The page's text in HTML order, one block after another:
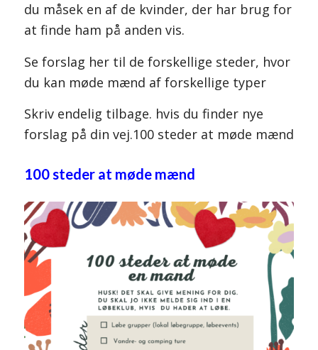
du måsek en af de kvinder, der har brug for
at finde ham på anden vis.
Se forslag her til de forskellige steder, hvor
du kan møde mænd af forskellige typer
Skriv endelig tilbage. hvis du finder nye
forslag på din vej.100 steder at møde mænd
100 steder at møde mænd